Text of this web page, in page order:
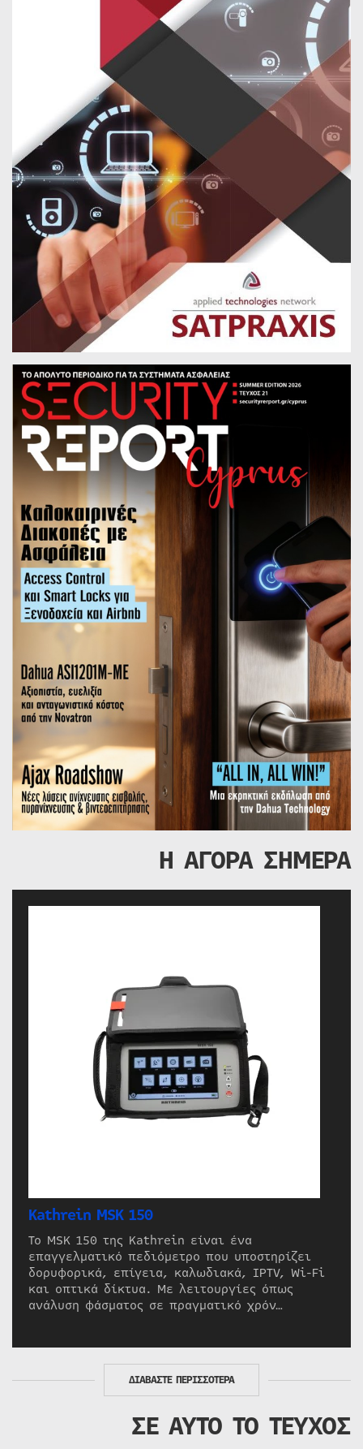
Η ΑΓΟΡΑ ΣΗΜΕΡΑ
Kathrein MSK 150
Το MSK 150 της Kathrein είναι ένα
επαγγελματικό πεδιόμετρο που υποστηρίζει
δορυφορικά, επίγεια, καλωδιακά, IPTV, Wi-Fi
και οπτικά δίκτυα. Με λειτουργίες όπως
ανάλυση φάσματος σε πραγματικό χρόν…
ΔΙΑΒΑΣΤΕ ΠΕΡΙΣΣΟΤΕΡΑ
ΣΕ ΑΥΤΟ ΤΟ ΤΕΥΧΟΣ